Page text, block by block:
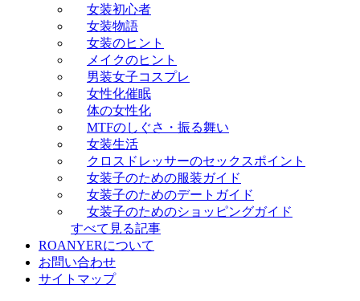
女装初心者
女装物語
女装のヒント
メイクのヒント
男装女子コスプレ
女性化催眠
体の女性化
MTFのしぐさ・振る舞い
女装生活
クロスドレッサーのセックスポイント
女装子のための服装ガイド
女装子のためのデートガイド
女装子のためのショッピングガイド
すべて見る記事
ROANYERについて
お問い合わせ
サイトマップ